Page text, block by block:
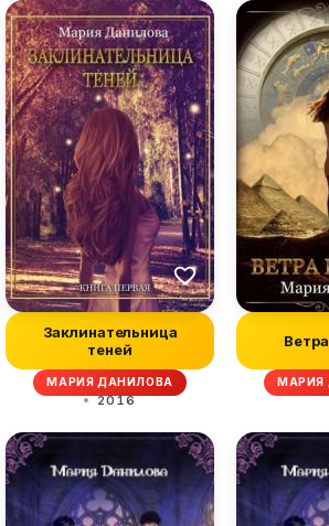
Заклинательница
теней
МАРИЯ ДАНИЛОВА
2016
МАРИЯ